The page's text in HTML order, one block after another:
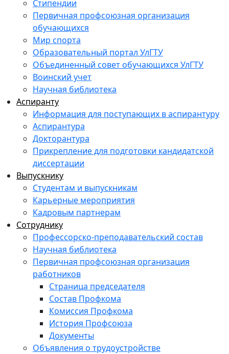
Стипендии
Первичная профсоюзная организация
обучающихся
Мир спорта
Образовательный портал УлГТУ
Объединенный совет обучающихся УлГТУ
Воинский учет
Научная библиотека
Аспиранту
Информация для поступающих в аспирантуру
Аспирантура
Докторантура
Прикрепление для подготовки кандидатской
диссертации
Выпускнику
Студентам и выпускникам
Карьерные мероприятия
Кадровым партнерам
Сотруднику
Профессорско-преподавательский состав
Научная библиотека
Первичная профсоюзная организация
работников
Страница председателя
Состав Профкома
Комиссия Профкома
История Профсоюза
Документы
Объявления о трудоустройстве